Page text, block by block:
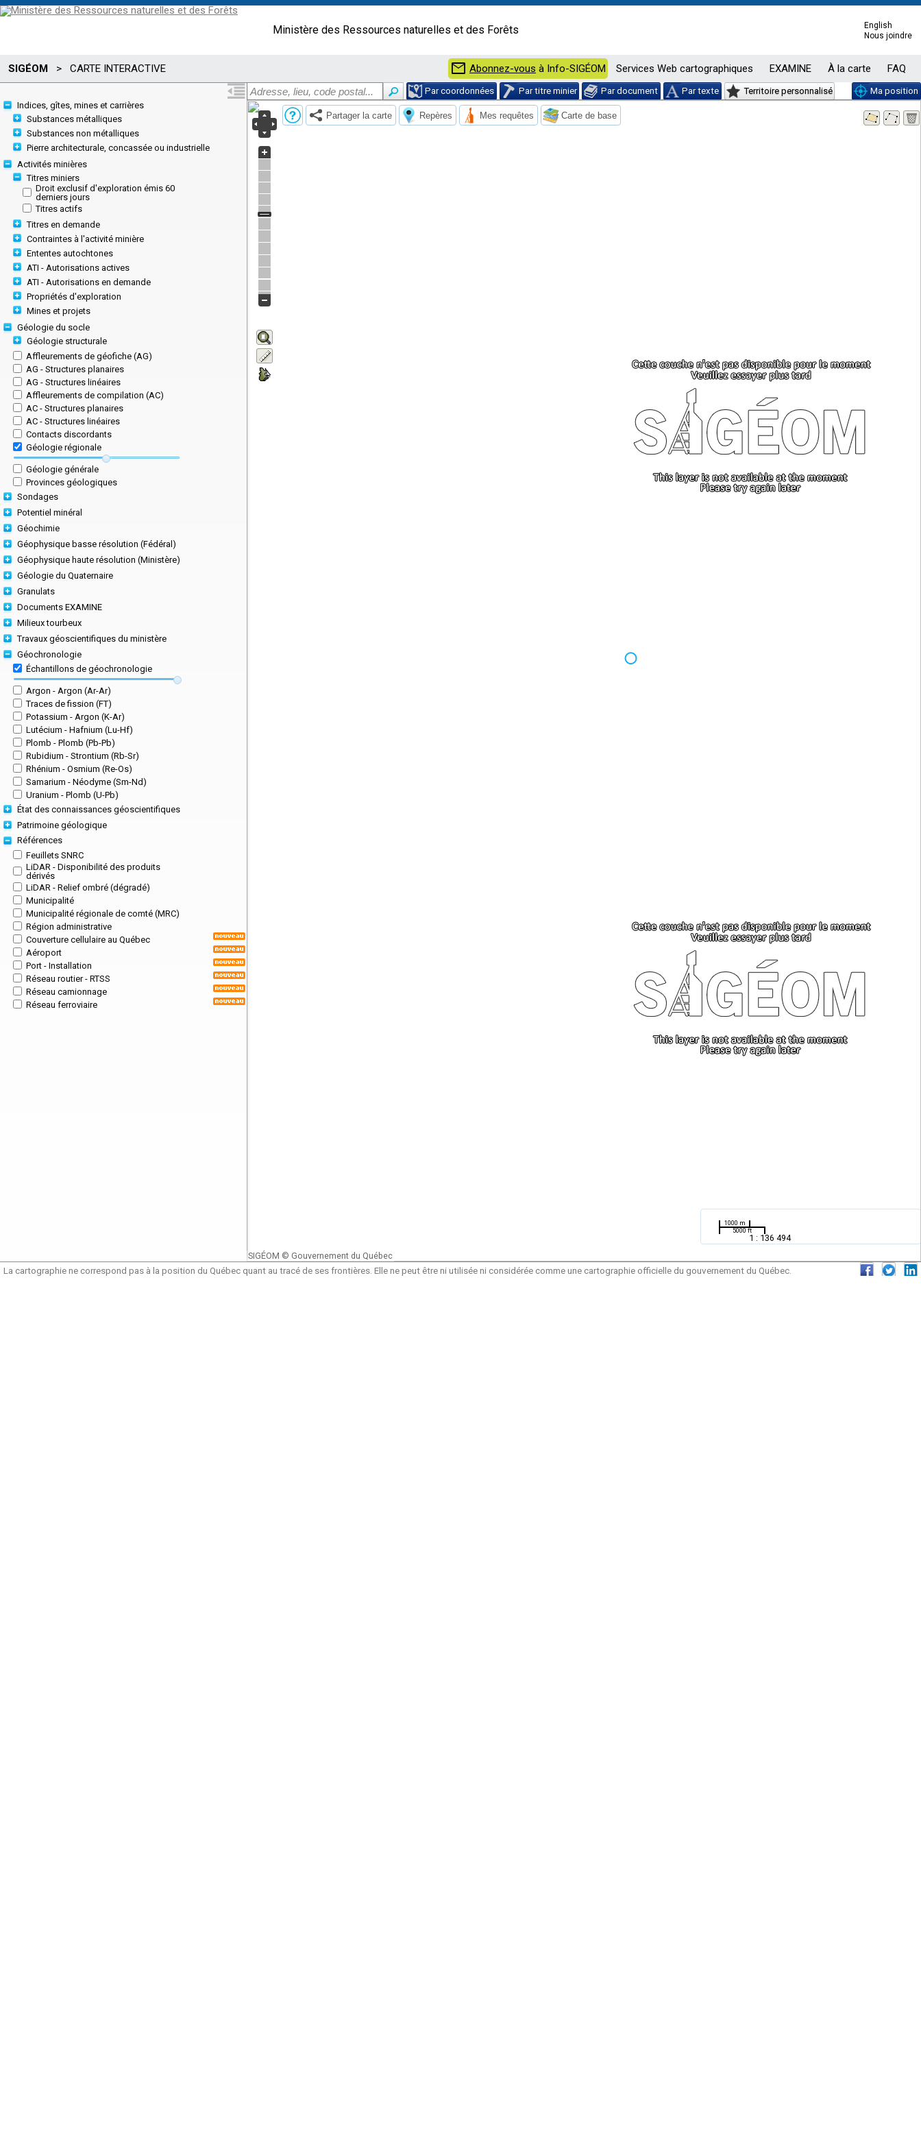
Ministère des Ressources naturelles et des Forêts
English
Nous joindre
SIGÉOM > CARTE INTERACTIVE mail Abonnez-vous à Info-SIGÉOM Services Web cartographiques EXAMINE À la carte FAQ
Par coordonnées Par titre minier Par document Par texte Territoire personnalisé
Ma position
Indices, gîtes, mines et carrières
Substances métalliques
Substances non métalliques
Pierre architecturale, concassée ou industrielle
Activités minières
Titres miniers
Droit exclusif d'exploration émis 60
derniers jours
Titres actifs
Titres en demande
Contraintes à l'activité minière
Ententes autochtones
ATI - Autorisations actives
ATI - Autorisations en demande
Propriétés d'exploration
Mines et projets
Géologie du socle
Géologie structurale
Affleurements de géofiche (AG)
AG - Structures planaires
AG - Structures linéaires
Affleurements de compilation (AC)
AC - Structures planaires
AC - Structures linéaires
Contacts discordants
Géologie régionale
Géologie générale
Provinces géologiques
Sondages
Potentiel minéral
Géochimie
Géophysique basse résolution (Fédéral)
Géophysique haute résolution (Ministère)
Géologie du Quaternaire
Granulats
Documents EXAMINE
Milieux tourbeux
Travaux géoscientifiques du ministère
Géochronologie
Échantillons de géochronologie
Argon - Argon (Ar-Ar)
Traces de fission (FT)
Potassium - Argon (K-Ar)
Lutécium - Hafnium (Lu-Hf)
Plomb - Plomb (Pb-Pb)
Rubidium - Strontium (Rb-Sr)
Rhénium - Osmium (Re-Os)
Samarium - Néodyme (Sm-Nd)
Uranium - Plomb (U-Pb)
État des connaissances géoscientifiques
Patrimoine géologique
Références
Feuillets SNRC
LiDAR - Disponibilité des produits
dérivés
LiDAR - Relief ombré (dégradé)
Municipalité
Municipalité régionale de comté (MRC)
Région administrative
Couverture cellulaire au Québec
Aéroport
Port - Installation
Réseau routier - RTSS
Réseau camionnage
Réseau ferroviaire
1000 m
5000 ft
1 : 136 494
SIGÉOM © Gouvernement du Québec
Partager la carte Repères Mes requêtes Carte de base
La cartographie ne correspond pas à la position du Québec quant au tracé de ses frontières. Elle ne peut être ni utilisée ni considérée comme une cartographie officielle du gouvernement du Québec.